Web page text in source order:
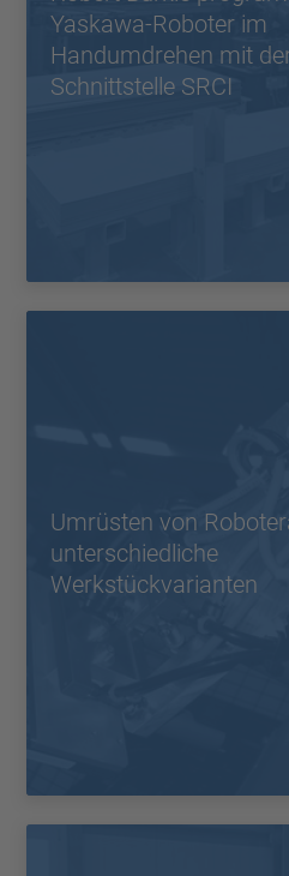
Yaskawa-Roboter im
Handumdrehen mit
Schnittstelle SRCI
Umrüsten von
unterschiedliche
Werkstückvarianten